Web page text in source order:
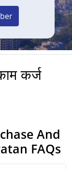
कर्ज
And
FAQs